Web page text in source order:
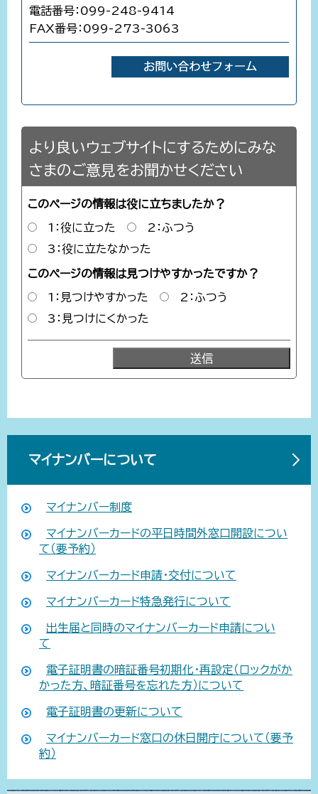
電話番号：099-248-9414
FAX番号：099-273-3063
より良いウェブサイトにするためにみな
さまのご意見をお聞かせください
このページの情報は役に立ちましたか？
1：役に立った
2：ふつう
3：役に立たなかった
このページの情報は見つけやすかったですか？
1：見つけやすかった
2：ふつう
3：見つけにくかった
マイナンバーについて
マイナンバー制度
マイナンバーカードの平日時間外窓口開設につい
て（要予約）
マイナンバーカード申請・交付について
マイナンバーカード特急発行について
出生届と同時のマイナンバーカード申請につい
て
電子証明書の暗証番号初期化・再設定（ロックがか
かった方、暗証番号を忘れた方）について
電子証明書の更新について
マイナンバーカード窓口の休日開庁について（要予
約）